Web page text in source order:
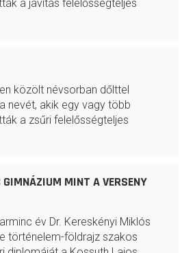
a javítás felelősségteljes
közölt névsorban dőlttel
nevét, akik egy vagy több
a zsűri felelősségteljes
GIMNÁZIUM MINT A VERSENY
év Dr. Kereskényi Miklós
történelem-földrajz szakos